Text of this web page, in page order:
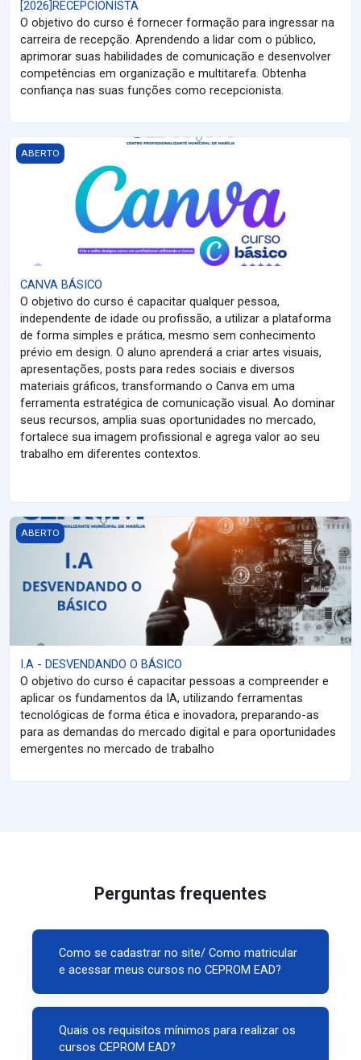
[2026]RECEPCIONISTA
O objetivo do curso é fornecer formação para ingressar na
carreira de recepção. Aprendendo a lidar com o público,
aprimorar suas habilidades de comunicação e desenvolver
competências em organização e multitarefa. Obtenha
confiança nas suas funções como recepcionista.
CANVA BÁSICO
ABERTO
CANVA BÁSICO
O objetivo do curso é capacitar qualquer pessoa,
independente de idade ou profissão, a utilizar a plataforma
de forma simples e prática, mesmo sem conhecimento
prévio em design. O aluno aprenderá a criar artes visuais,
apresentações, posts para redes sociais e diversos
materiais gráficos, transformando o Canva em uma
ferramenta estratégica de comunicação visual. Ao dominar
seus recursos, amplia suas oportunidades no mercado,
fortalece sua imagem profissional e agrega valor ao seu
trabalho em diferentes contextos.
I.A - DESVENDANDO O BÁSICO
ABERTO
I.A - DESVENDANDO O BÁSICO
O objetivo do curso é capacitar pessoas a compreender e
aplicar os fundamentos da IA, utilizando ferramentas
tecnológicas de forma ética e inovadora, preparando-as
para as demandas do mercado digital e para oportunidades
emergentes no mercado de trabalho
Perguntas frequentes
Como se cadastrar no site/ Como matricular
e acessar meus cursos no CEPROM EAD?
Quais os requisitos mínimos para realizar os
cursos CEPROM EAD?